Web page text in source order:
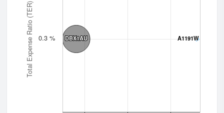
Total Expense Ratio (TER) A1191W
A1191W
DBX1AU
DBX1AU
0.3 %